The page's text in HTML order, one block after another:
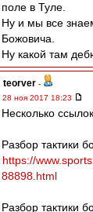
поле в Туле.
Ну и мы все
Божовича.
Ну какой там
teorver -
28 ноя 2017 18:23
Несколько ссылок.
Разбор тактики
https://
88898.html
Разбор тактики